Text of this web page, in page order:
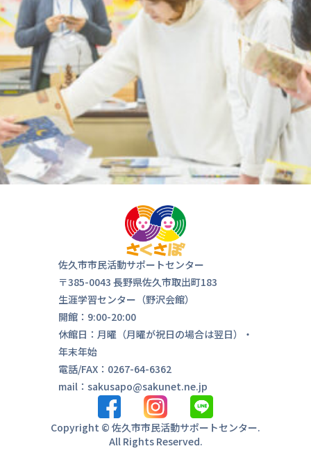
気軽に
来ま
佐久市市民活動サポートセンター
〒385-0043 長野県佐久市取出町183
生涯学習センター（野沢会館）
開館：9:00-20:00
休館日：月曜（月曜が祝日の場合は翌日）・
年末年始
電話/FAX：0267-64-6362
mail：sakusapo@sakunet.ne.jp
Copyright © 佐久市市民活動サポートセンター.
All Rights Reserved.